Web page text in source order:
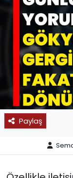
Paylaş
SPOR
11:11